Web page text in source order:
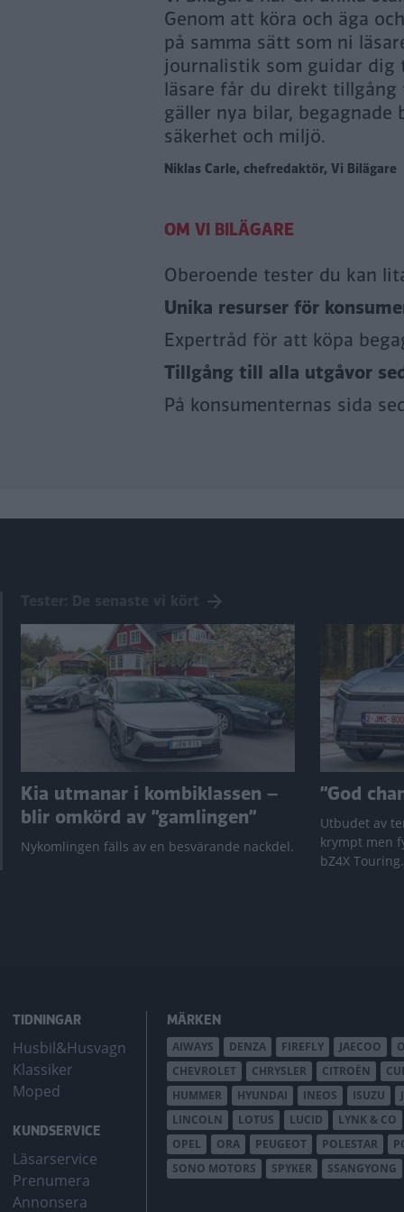
Genom att köra och äga
på samma sätt som ni
journalistik som guidar dig
läsare får du direkt
gäller nya bilar,
säkerhet och miljö.
Niklas Carle, chefredaktör, Vi Bilägare
Oberoende tester du kan
Unika resurser för
Expertråd för att köpa
Tillgång till alla utgåvor
På konsumenternas sida
Kia utmanar i kombiklassen –
blir omkörd av ”gamlingen”
Nykomlingen fälls av en besvärande nackdel.
”God
Utbudet av
krympt men
bZ4X
TIDNINGAR
Husbil&Husvagn
Klassiker
Moped
KUNDSERVICE
Läsarservice
Prenumera
Annonsera
MÄRKEN
AIWAYS DENZA FIREFLY JAECOO
CHEVROLET
CHRYSLER CITROËN
HUMMER
HYUNDAI INEOS ISUZU
LINCOLN
LOTUS LUCID LYNK & CO
OPEL
ORA PEUGEOT POLESTAR
SONO MOTORS
SPYKER SSANGYONG